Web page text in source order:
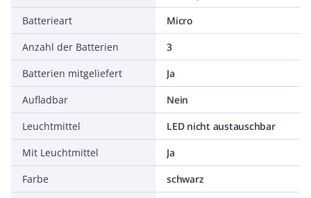
Batterieart
Micro
Anzahl der Batterien
3
Batterien mitgeliefert
Ja
Aufladbar
Nein
Leuchtmittel
LED nicht austauschbar
Mit Leuchtmittel
Ja
Farbe
schwarz